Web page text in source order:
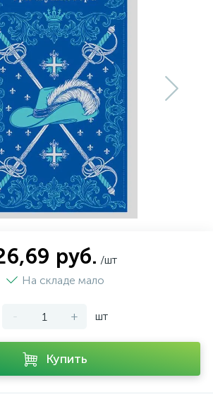
руб. /шт
На складе мало
- + шт
Купить